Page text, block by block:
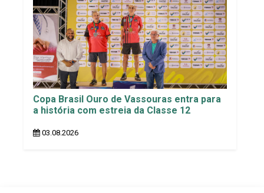
Copa Brasil Ouro de Vassouras entra para
a história com estreia da Classe 12
03.08.2026